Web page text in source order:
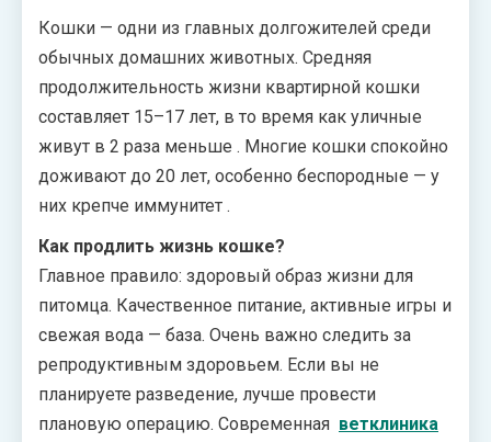
Кошки — одни из главных долгожителей среди
обычных домашних животных. Средняя
продолжительность жизни квартирной кошки
составляет 15–17 лет, в то время как уличные
живут в 2 раза меньше . Многие кошки спокойно
доживают до 20 лет, особенно беспородные — у
них крепче иммунитет .
Как продлить жизнь кошке?
Главное правило: здоровый образ жизни для
питомца. Качественное питание, активные игры и
свежая вода — база. Очень важно следить за
репродуктивным здоровьем. Если вы не
планируете разведение, лучше провести
плановую операцию. Современная ветклиника